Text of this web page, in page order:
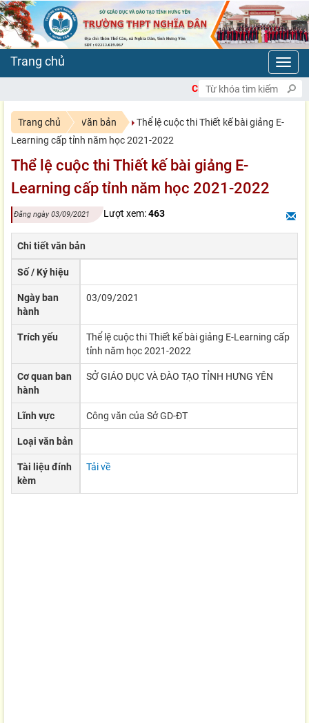
CHÀO MỪNG BẠN ĐẾN VỚI
Trang chủ Văn bản
Thể lệ cuộc thi Thiết kế bài giảng E-
Learning cấp tỉnh năm học 2021-2022
Thể lệ cuộc thi Thiết kế bài giảng E-
Learning cấp tỉnh năm học 2021-2022
Đăng ngày 03/09/2021 Lượt xem:463
Chi tiết văn bản
Số / Ký hiệu
Ngày ban
hành
03/09/2021
Trích yếu
Thể lệ cuộc thi Thiết kế bài giảng E-Learning cấp
tỉnh năm học 2021-2022
Cơ quan ban
hành
SỞ GIÁO DỤC VÀ ĐÀO TẠO TỈNH HƯNG YÊN
Lĩnh vực Công văn của Sở GD-ĐT
Loại văn bản
Tài liệu đính
kèm
Tải về